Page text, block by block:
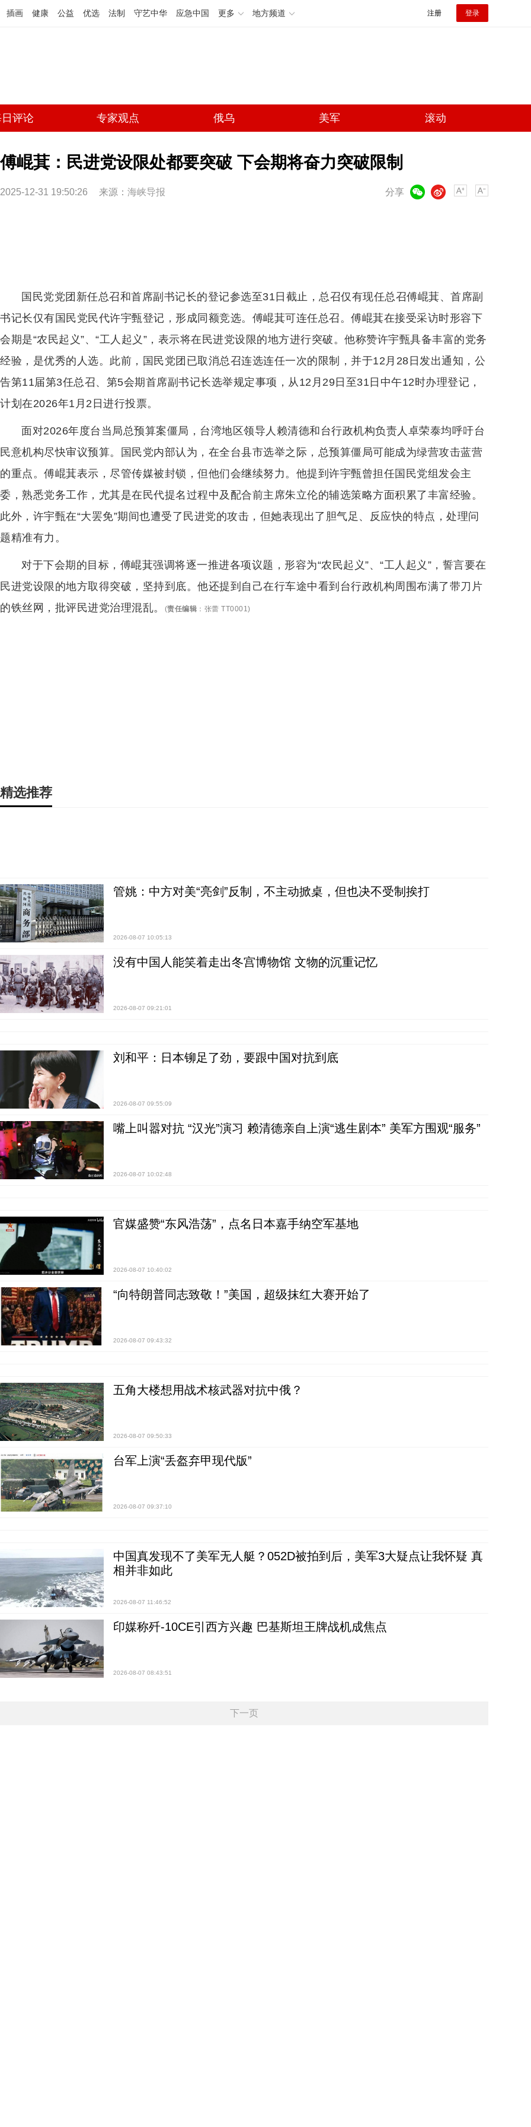
插画 健康 公益 优选 法制 守艺中华 应急中国 更多 地方频道 注册 登录
评论 专家观点 俄乌 美军 滚动
傅崐萁：民进党设限处都要突破 下会期将奋力突破限制
2025-12-31 19:50:26 来源： 海峡导报 分享
微博
国民党党团新任总召和首席副书记长的登记参选至31日截止，总召仅有现任总召傅崐萁、首席副
书记长仅有国民党民代许宇甄登记，形成同额竞选。傅崐萁可连任总召。傅崐萁在接受采访时形容下
会期是“农民起义”、“工人起义”，表示将在民进党设限的地方进行突破。他称赞许宇甄具备丰富的党务
经验，是优秀的人选。此前，国民党团已取消总召连选连任一次的限制，并于12月28日发出通知，公
告第11届第3任总召、第5会期首席副书记长选举规定事项，从12月29日至31日中午12时办理登记，
计划在2026年1月2日进行投票。
面对2026年度台当局总预算案僵局，台湾地区领导人赖清德和台行政机构负责人卓荣泰均呼吁台
民意机构尽快审议预算。国民党内部认为，在全台县市选举之际，总预算僵局可能成为绿营攻击蓝营
的重点。傅崐萁表示，尽管传媒被封锁，但他们会继续努力。他提到许宇甄曾担任国民党组发会主
委，熟悉党务工作，尤其是在民代提名过程中及配合前主席朱立伦的辅选策略方面积累了丰富经验。
此外，许宇甄在“大罢免”期间也遭受了民进党的攻击，但她表现出了胆气足、反应快的特点，处理问
题精准有力。
对于下会期的目标，傅崐萁强调将逐一推进各项议题，形容为“农民起义”、“工人起义”，誓言要在
民进党设限的地方取得突破，坚持到底。他还提到自己在行车途中看到台行政机构周围布满了带刀片
的铁丝网，批评民进党治理混乱。
(责任编辑 ： 张蕾 TT0001)
精选推荐
管姚：中方对美“亮剑”反制，不主动掀桌，但也决不受制挨打
2026-08-07 10:05:13
没有中国人能笑着走出冬宫博物馆 文物的沉重记忆
2026-08-07 09:21:01
刘和平：日本铆足了劲，要跟中国对抗到底
2026-08-07 09:55:09
嘴上叫嚣对抗 “汉光”演习 赖清德亲自上演“逃生剧本” 美军方围观“服务”
2026-08-07 10:02:48
官媒盛赞“东风浩荡”，点名日本嘉手纳空军基地
2026-08-07 10:40:02
“向特朗普同志致敬！”美国，超级抹红大赛开始了
2026-08-07 09:43:32
五角大楼想用战术核武器对抗中俄？
2026-08-07 09:50:33
台军上演“丢盔弃甲现代版”
2026-08-07 09:37:10
中国真发现不了美军无人艇？052D被拍到后，美军3大疑点让我怀疑 真
相并非如此
2026-08-07 11:46:52
印媒称歼-10CE引西方兴趣 巴基斯坦王牌战机成焦点
2026-08-07 08:43:51
下一页